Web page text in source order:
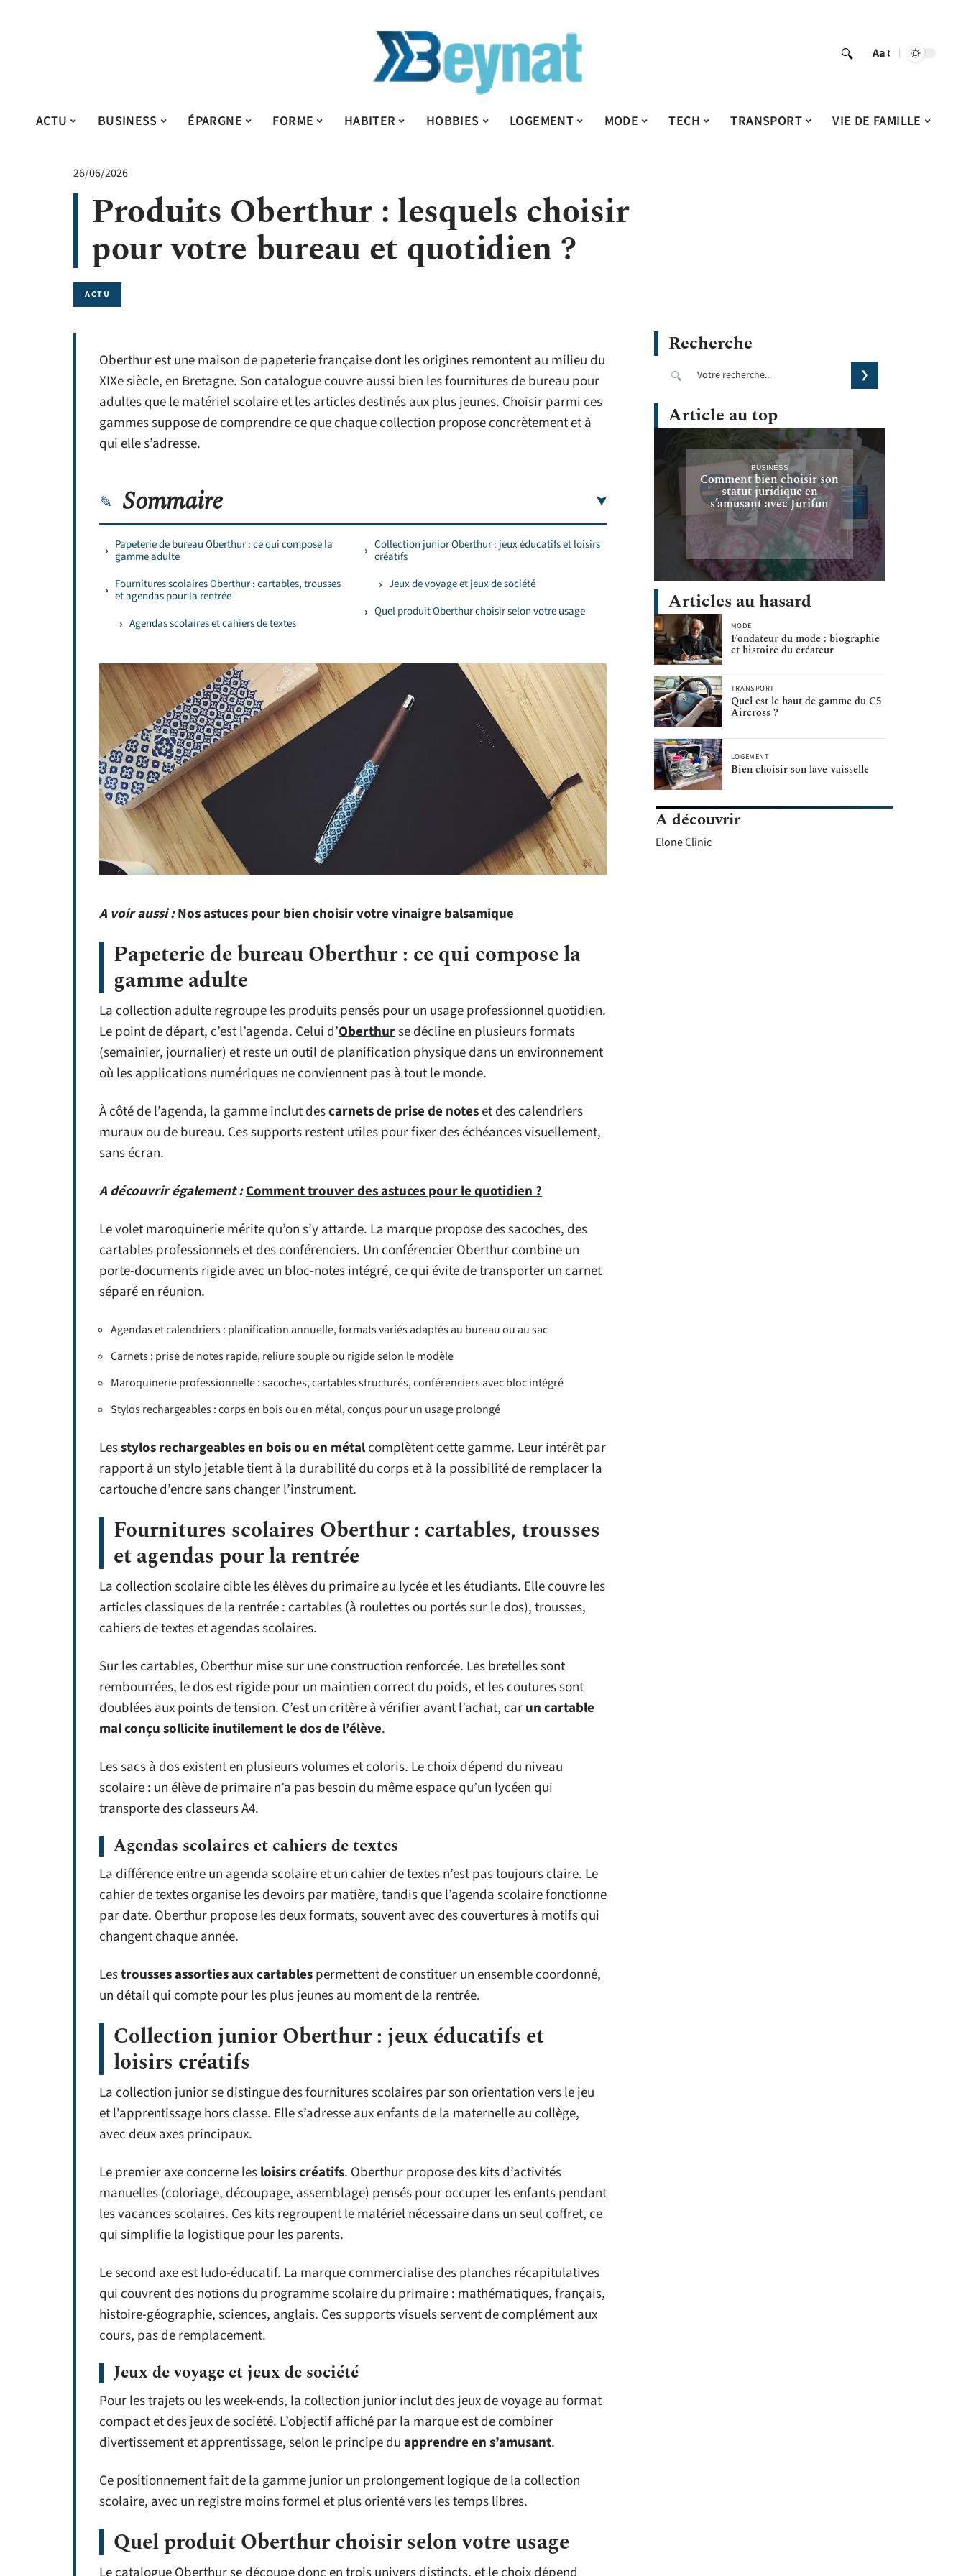
Aa
ACTU BUSINESS ÉPARGNE FORME HABITER HOBBIES LOGEMENT MODE TECH TRANSPORT VIE DE FAMILLE
26/06/2026
Produits Oberthur : lesquels choisir
pour votre bureau et quotidien ?
ACTU
Oberthur est une maison de papeterie française dont les origines remontent au milieu du
XIXe siècle, en Bretagne. Son catalogue couvre aussi bien les fournitures de bureau pour
adultes que le matériel scolaire et les articles destinés aux plus jeunes. Choisir parmi ces
gammes suppose de comprendre ce que chaque collection propose concrètement et à
qui elle s’adresse.
Sommaire
Papeterie de bureau Oberthur : ce qui compose la
gamme adulte
Fournitures scolaires Oberthur : cartables, trousses
et agendas pour la rentrée
Agendas scolaires et cahiers de textes
Collection junior Oberthur : jeux éducatifs et loisirs
créatifs
Jeux de voyage et jeux de société
Quel produit Oberthur choisir selon votre usage
A voir aussi :Nos astuces pour bien choisir votre vinaigre balsamique
Papeterie de bureau Oberthur : ce qui compose la
gamme adulte
La collection adulte regroupe les produits pensés pour un usage professionnel quotidien.
Le point de départ, c’est l’agenda. Celui d’Oberthurse décline en plusieurs formats
(semainier, journalier) et reste un outil de planification physique dans un environnement
où les applications numériques ne conviennent pas à tout le monde.
À côté de l’agenda, la gamme inclut descarnets de prise de noteset des calendriers
muraux ou de bureau. Ces supports restent utiles pour fixer des échéances visuellement,
sans écran.
A découvrir également :Comment trouver des astuces pour le quotidien ?
Le volet maroquinerie mérite qu’on s’y attarde. La marque propose des sacoches, des
cartables professionnels et des conférenciers. Un conférencier Oberthur combine un
porte-documents rigide avec un bloc-notes intégré, ce qui évite de transporter un carnet
séparé en réunion.
Agendas et calendriers : planification annuelle, formats variés adaptés au bureau ou au sac
Carnets : prise de notes rapide, reliure souple ou rigide selon le modèle
Maroquinerie professionnelle : sacoches, cartables structurés, conférenciers avec bloc intégré
Stylos rechargeables : corps en bois ou en métal, conçus pour un usage prolongé
Lesstylos rechargeables en bois ou en métalcomplètent cette gamme. Leur intérêt par
rapport à un stylo jetable tient à la durabilité du corps et à la possibilité de remplacer la
cartouche d’encre sans changer l’instrument.
Fournitures scolaires Oberthur : cartables, trousses
et agendas pour la rentrée
La collection scolaire cible les élèves du primaire au lycée et les étudiants. Elle couvre les
articles classiques de la rentrée : cartables (à roulettes ou portés sur le dos), trousses,
cahiers de textes et agendas scolaires.
Sur les cartables, Oberthur mise sur une construction renforcée. Les bretelles sont
rembourrées, le dos est rigide pour un maintien correct du poids, et les coutures sont
doublées aux points de tension. C’est un critère à vérifier avant l’achat, carun cartable
mal conçu sollicite inutilement le dos de l’élève.
Les sacs à dos existent en plusieurs volumes et coloris. Le choix dépend du niveau
scolaire : un élève de primaire n’a pas besoin du même espace qu’un lycéen qui
transporte des classeurs A4.
Agendas scolaires et cahiers de textes
La différence entre un agenda scolaire et un cahier de textes n’est pas toujours claire. Le
cahier de textes organise les devoirs par matière, tandis que l’agenda scolaire fonctionne
par date. Oberthur propose les deux formats, souvent avec des couvertures à motifs qui
changent chaque année.
Lestrousses assorties aux cartablespermettent de constituer un ensemble coordonné,
un détail qui compte pour les plus jeunes au moment de la rentrée.
Collection junior Oberthur : jeux éducatifs et
loisirs créatifs
La collection junior se distingue des fournitures scolaires par son orientation vers le jeu
et l’apprentissage hors classe. Elle s’adresse aux enfants de la maternelle au collège,
avec deux axes principaux.
Le premier axe concerne lesloisirs créatifs. Oberthur propose des kits d’activités
manuelles (coloriage, découpage, assemblage) pensés pour occuper les enfants pendant
les vacances scolaires. Ces kits regroupent le matériel nécessaire dans un seul coffret, ce
qui simplifie la logistique pour les parents.
Le second axe est ludo-éducatif. La marque commercialise des planches récapitulatives
qui couvrent des notions du programme scolaire du primaire : mathématiques, français,
histoire-géographie, sciences, anglais. Ces supports visuels servent de complément aux
cours, pas de remplacement.
Jeux de voyage et jeux de société
Pour les trajets ou les week-ends, la collection junior inclut des jeux de voyage au format
compact et des jeux de société. L’objectif affiché par la marque est de combiner
divertissement et apprentissage, selon le principe duapprendre en s’amusant.
Ce positionnement fait de la gamme junior un prolongement logique de la collection
scolaire, avec un registre moins formel et plus orienté vers les temps libres.
Quel produit Oberthur choisir selon votre usage
Recherche
Article au top
BUSINESS
Comment bien choisir son
statut juridique en
s’amusant avec Jurifun
Articles au hasard
MODE
Fondateur du mode : biographie
et histoire du créateur
TRANSPORT
Quel est le haut de gamme du C5
Aircross ?
LOGEMENT
Bien choisir son lave-vaisselle
A découvrir
Elone Clinic